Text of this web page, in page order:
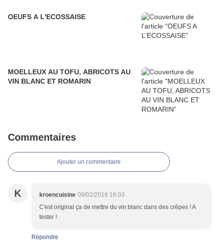
OEUFS A L'ECOSSAISE
MOELLEUX AU TOFU, ABRICOTS AU
VIN BLANC ET ROMARIN
Commentaires
Ajouter un commentaire
K kroencuisine 09/02/2016 16:03
C'est original ça de mettre du vin blanc dans des crêpes ! A
tester !
Répondre